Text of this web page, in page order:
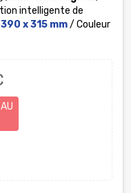
intelligente de
x 315 mm/ Couleur